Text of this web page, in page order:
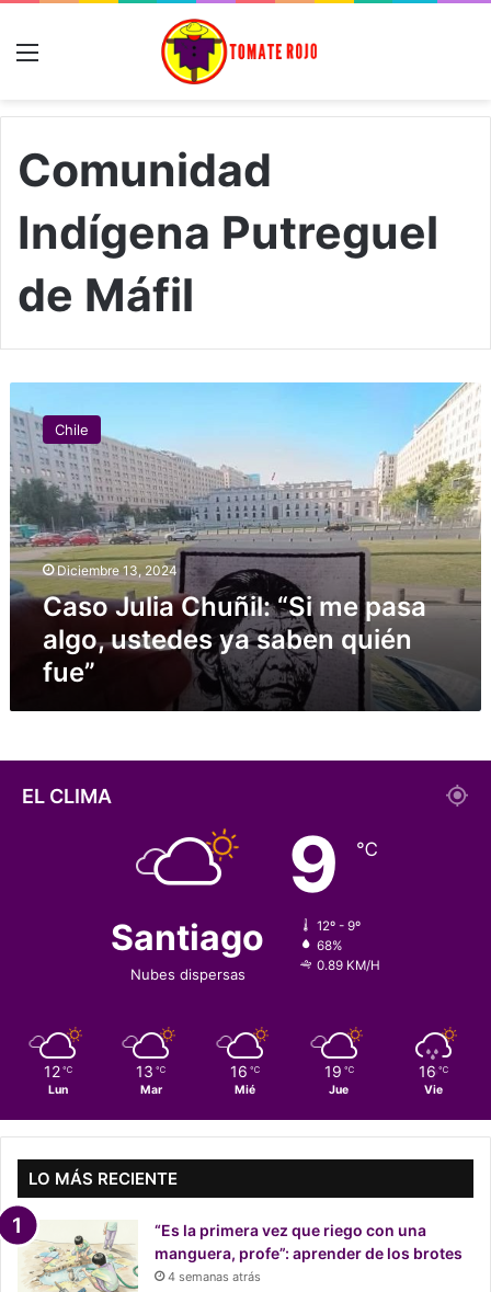
Comunidad
Indígena Putreguel
de Máfil
a
s
o
J
u
l
i
a
C
l
“
e
s
y
Chile
Diciembre 13, 2024
Caso Julia Chuñil: “Si me pasa
algo, ustedes ya saben quién
fue”
EL CLIMA
Santiago
Nubes dispersas
9 ℃
12º - 9º
68%
0.89 KM/H
12 ℃
Lun
13 ℃
Mar
16 ℃
Mié
19 ℃
Jue
16 ℃
Vie
LO MÁS RECIENTE
“Es la primera vez que riego con una
manguera, profe”: aprender de los brotes
4 semanas atrás